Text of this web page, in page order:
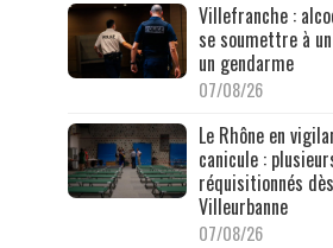
Villefranche :
se soumettre à
un gendarme
07/08/26
Le Rhône en
canicule :
réquisitionnés
Villeurbanne
07/08/26